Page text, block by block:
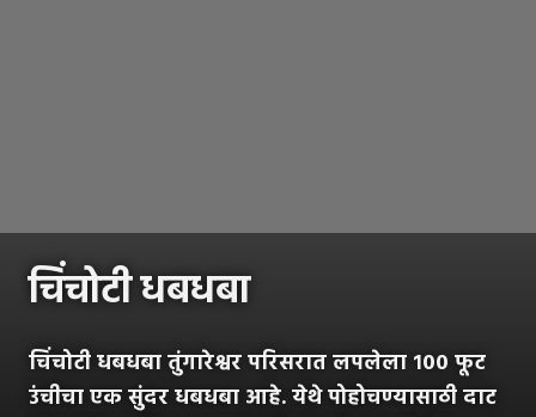
चिंचोटी धबधबा
चिंचोटी धबधबा तुंगारेश्वर परिसरात लपलेला १०० फूट
उंचीचा एक सुंदर धबधबा आहे. येथे पोहोचण्यासाठी दाट